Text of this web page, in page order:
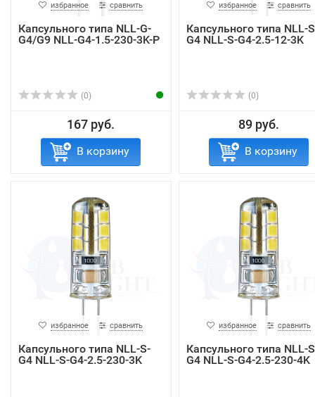
избранное сравнить
Капсульного типа NLL-G-
G4/G9 NLL-G4-1.5-230-3K-P
(0)
167 руб.
В корзину
избранное сравнить
Капсульного типа NLL-
G4 NLL-S-G4-2.5-12-3K
(0)
89 руб.
В корзину
избранное сравнить
Капсульного типа NLL-S-
G4 NLL-S-G4-2.5-230-3K
избранное сравнить
Капсульного типа NLL-
G4 NLL-S-G4-2.5-230-4K